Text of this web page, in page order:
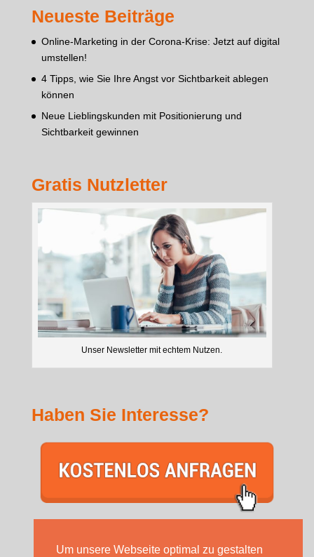
Um unsere Webseite optimal zu gestalten
Neueste Beiträge
Online-Marketing in der Corona-Krise: Jetzt auf digital
umstellen!
4 Tipps, wie Sie Ihre Angst vor Sichtbarkeit ablegen
können
Neue Lieblingskunden mit Positionierung und
Sichtbarkeit gewinnen
Gratis Nutzletter
Unser Newsletter mit echtem Nutzen.
Haben Sie Interesse?